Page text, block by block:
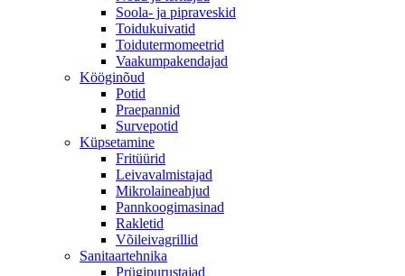
Soola- ja pipraveskid
Toidukuivatid
Toidutermomeetrid
Vaakumpakendajad
Kööginõud
Potid
Praepannid
Survepotid
Küpsetamine
Fritüürid
Leivavalmistajad
Mikrolaineahjud
Pannkoogimasinad
Rakletid
Võileivagrillid
Sanitaartehnika
Prügipurustajad